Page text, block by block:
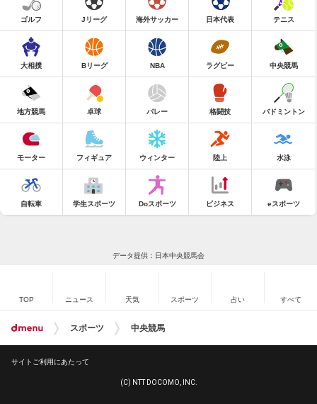
ゴルフ Jリーグ 海外サッカー 日本代表 テニス
大相撲 Bリーグ NBA ラグビー 中央競馬
地方競馬 卓球 バレー 格闘技 バドミントン
モーター フィギュア ウィンター 陸上 水泳
自転車 学生スポーツ Doスポーツ ビジネス eスポーツ
データ提供：日本中央競馬会
TOP ニュース 天気 スポーツ 占い すべて
スポーツ 中央競馬
サイトご利用にあたって
(C) NTT DOCOMO, INC.